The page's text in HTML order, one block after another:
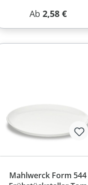
Regulärer Preis:
Ab 2,58 €
Mahlwerck Form 544